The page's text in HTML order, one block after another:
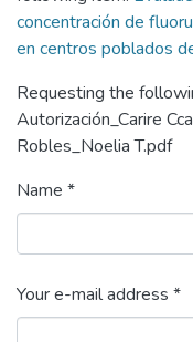
concentración de
en centros poblados
Requesting the
Autorización_Carire
Robles_Noelia T.pdf
Name *
Your e-mail address *